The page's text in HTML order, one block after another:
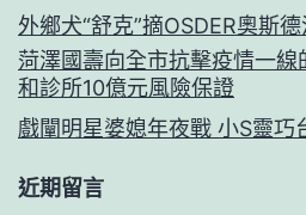
外鄉犬“舒克”摘OSDER奧斯
菏澤國壽向全市抗擊疫情一
和診所10億元風險保證
戲闡明星婆媳年夜戰 小S靈巧
近期留言